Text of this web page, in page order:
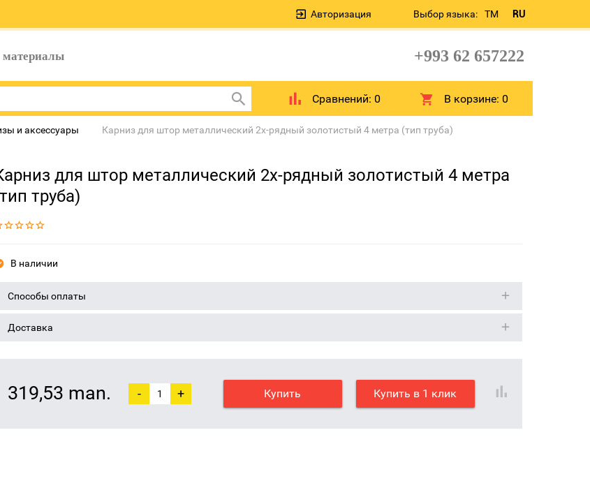
Выбор языка: TM RU
Авторизация
+993 62 657222
Сравнений: 0 В корзине:0
и аксессуары Карниз для штор металлический 2х-рядный золотистый 4 метра (тип труба)
для штор металлический 2х-рядный золотистый 4 метра
труба)
В наличии
Способы оплаты
Доставка
319,53 man. - + Купить Купить в 1 клик